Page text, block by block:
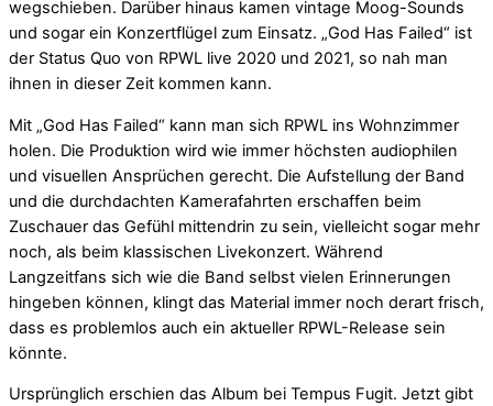
wegschieben. Darüber hinaus kamen vintage Moog-Sounds
und sogar ein Konzertflügel zum Einsatz. „God Has Failed“ ist
der Status Quo von RPWL live 2020 und 2021, so nah man
ihnen in dieser Zeit kommen kann.
Mit „God Has Failed“ kann man sich RPWL ins Wohnzimmer
holen. Die Produktion wird wie immer höchsten audiophilen
und visuellen Ansprüchen gerecht. Die Aufstellung der Band
und die durchdachten Kamerafahrten erschaffen beim
Zuschauer das Gefühl mittendrin zu sein, vielleicht sogar mehr
noch, als beim klassischen Livekonzert. Während
Langzeitfans sich wie die Band selbst vielen Erinnerungen
hingeben können, klingt das Material immer noch derart frisch,
dass es problemlos auch ein aktueller RPWL-Release sein
könnte.
Ursprünglich erschien das Album bei Tempus Fugit. Jetzt gibt